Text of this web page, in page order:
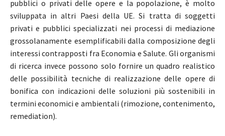
pubblici o privati delle opere e la popolazione, è molto
sviluppata in altri Paesi della UE. Si tratta di soggetti
privati e pubblici specializzati nei processi di mediazione
grossolanamente esemplificabili dalla composizione degli
interessi contrapposti fra Economia e Salute. Gli organismi
di ricerca invece possono solo fornire un quadro realistico
delle possibilità tecniche di realizzazione delle opere di
bonifica con indicazioni delle soluzioni più sostenibili in
termini economici e ambientali (rimozione, contenimento,
remediation).